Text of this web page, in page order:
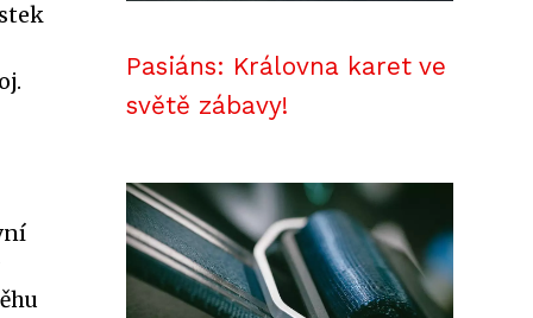
Pasiáns: Královna karet ve
světě zábavy!